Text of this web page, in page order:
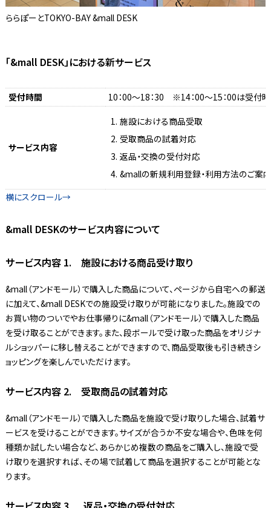
ららぽーとTOKYO-BAY &mall DESK
「&mall DESK」における新サービス
受付時間 10：00～18：30 ※14：00～15：00は受付
サービス内容
施設における商品受取
受取商品の試着対応
返品・交換の受付対応
&mallの新規利用登録・利用方法のご案
&mall DESKのサービス内容について
サービス内容 1. 施設における商品受け取り
&mall（アンドモール）で購入した商品について、ページから自宅への郵送
に加えて、&mall DESKでの施設受け取りが可能になりました。施設での
お買い物のついでやお仕事帰りに&mall（アンドモール）で購入した商品
を受け取ることができます。また、段ボールで受け取った商品をオリジナ
ルショッパーに移し替えることができますので、商品受取後も引き続きシ
ョッピングを楽しんでいただけます。
サービス内容 2. 受取商品の試着対応
&mall（アンドモール）で購入した商品を施設で受け取りした場合、試着サ
ービスを受けることができます。サイズが合うか不安な場合や、色味を何
種類か試したい場合など、あらかじめ複数の商品をご購入し、施設で受
け取りを選択すれば、その場で試着して商品を選択することが可能とな
ります。